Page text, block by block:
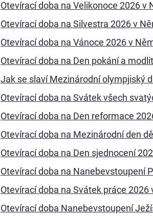
Otevírací doba na Velikonoce 2026 v
Otevírací doba na Silvestra 2026 v
Otevírací doba na Vánoce 2026 v
Otevírací doba na Den pokání a
Jak se slaví Mezinárodní olympjiský
Otevírací doba na Svátek všech
Otevírací doba na Den reformace
Otevírací doba na Mezinárodní den
Otevírací doba na Den sjednocení
Otevírací doba na Nanebevstoupení
Otevírací doba na Svátek práce 2026
Otevírací doba Nanebevstoupení